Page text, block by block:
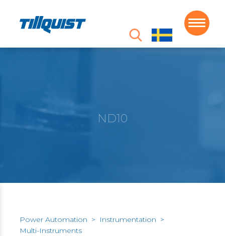
ND10
Power Automation > Instrumentation >
Multi-Instruments